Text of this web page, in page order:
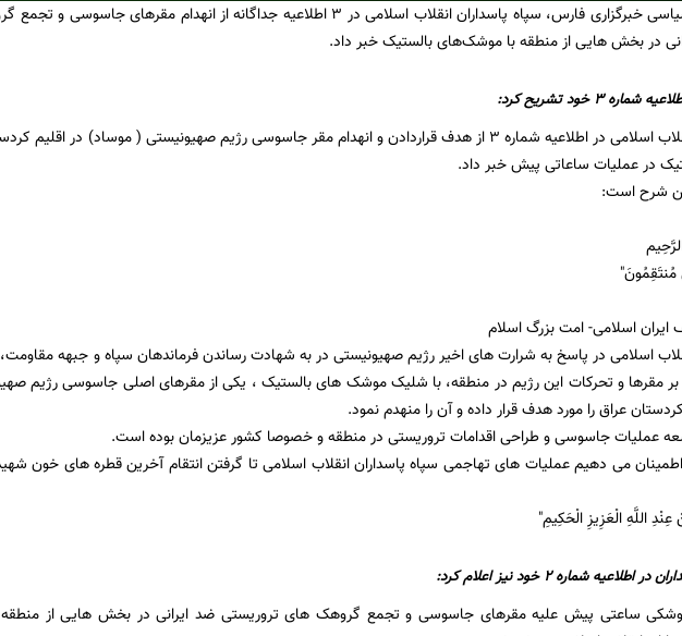
خبرگزاری فارس، سپاه پاسداران انقلاب اسلامی در 3 اطلاعیه‌ جداگانه از انهدام مقرهای
در بخش هایی از منطقه با موشک‌های بالستیک خبر داد.
3 خود تشریح کرد:
سپاه پاسداران انقلاب اسلامی در اطلاعیه شماره 3 از هدف قراردادن و انهدام مقر جاسوسی رژیم صهیونیستی ( موساد) در
در عملیات ساعاتی پیش خبر داد.
شرح است:
مُنتَقِمُونَ"
اسلامی- امت بزرگ اسلام
اسلامی در پاسخ به شرارت های اخیر رژیم صهیونیستی در به شهادت رساندن فرماندهان سپاه و جبهه
بر مقرها و تحرکات این رژیم در منطقه، با شلیک موشک های بالستیک ، یکی از مقرهای اصلی جاسوسی رژیم
عراق را مورد هدف قرار داده و آن را منهدم نمود.
عملیات جاسوسی و طراحی اقدامات تروریستی در منطقه و خصوصا کشور عزیزمان بوده است.
می دهیم عملیات های تهاجمی سپاه پاسداران انقلاب اسلامی تا گرفتن انتقام آخرین قطره های خون
اللَّهِ الْعَزِیزِ الْحَکِیمِ"
شماره 2 خود نیز اعلام کرد:
ساعتی پیش علیه مقرهای جاسوسی و تجمع گروهک های تروریستی ضد ایرانی در بخش هایی از منطقه،